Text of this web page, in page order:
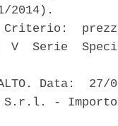
2014).
V  Serie
Data:  27/
S.r.l. -